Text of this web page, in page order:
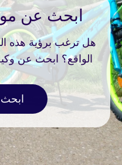
ابحث عن
هل ترغب برؤية هذه
الواقع؟ ابحث عن